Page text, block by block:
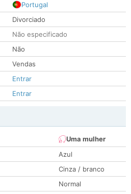
Portugal
Divorciado
Não especificado
Não
Vendas
Entrar
Entrar
Uma mulher
Azul
Cinza / branco
Normal